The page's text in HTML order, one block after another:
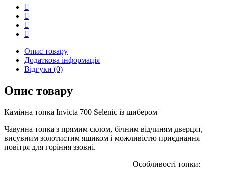
Опис товару
Додаткова інформація
Відгуки (0)
Опис товару
Камінна топка Invicta 700 Selenic із шибером
Чавунна топка з прямим склом, бічним відчиням дверцят,
висувним золотистим ящиком і можливістю приєднання
повітря для горіння ззовні.
Особливості топки: